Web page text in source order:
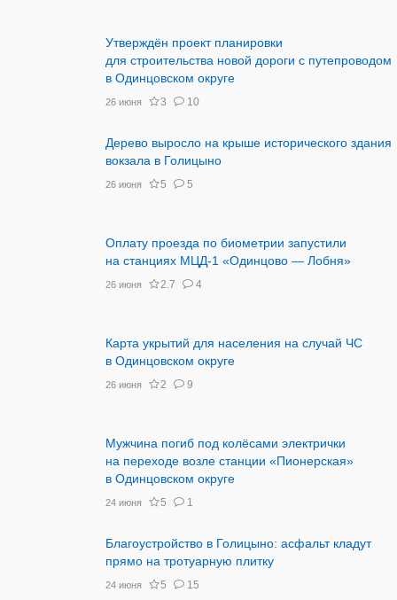
Утверждён проект планировки
для строительства новой дороги с путепроводом
в Одинцовском округе
26 июня 3 10
Дерево выросло на крыше исторического здания
вокзала в Голицыно
26 июня 5 5
Оплату проезда по биометрии запустили
на станциях МЦД-1 «Одинцово — Лобня»
26 июня 2.7 4
Карта укрытий для населения на случай ЧС
в Одинцовском округе
26 июня 2 9
Мужчина погиб под колёсами электрички
на переходе возле станции «Пионерская»
в Одинцовском округе
24 июня 5 1
Благоустройство в Голицыно: асфальт кладут
прямо на тротуарную плитку
24 июня 5 15